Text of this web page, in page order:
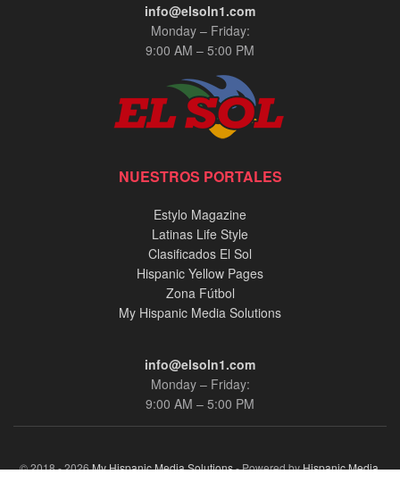
info@elsoln1.com
Monday – Friday:
9:00 AM – 5:00 PM
NUESTROS PORTALES
Estylo Magazine
Latinas Life Style
Clasificados El Sol
Hispanic Yellow Pages
Zona Fútbol
My Hispanic Media Solutions
info@elsoln1.com
Monday – Friday:
9:00 AM – 5:00 PM
© 2018 - 2026My Hispanic Media Solutions- Powered byHispanic Media,